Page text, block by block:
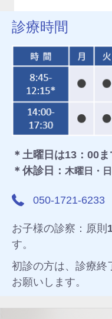
診療時間
＊土曜日は13：00ま
＊休診日： 木曜日・
050-1721-6233
お子様の診察：原則
す。
初診の方は、診療終
お願いします。